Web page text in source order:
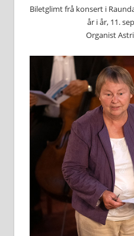
Biletglimt frå konsert i
år i år, 11.
Organist